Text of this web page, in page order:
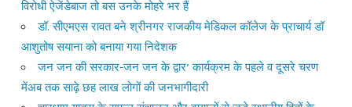
विरोधी ऐजेंडेबाज तो बस उनके मोहरे भर हैं
डॉ. सीएमएस रावत बने श्रीनगर राजकीय मेडिकल कॉलेज के प्राचार्य डॉ
आशुतोष सयाना को बनाया गया निदेशक
जन जन की सरकार-जन जन के द्वार’ कार्यक्रम के पहले व दूसरे चरण
मेंअब तक साढ़े छह लाख लोगों की जनभागीदारी